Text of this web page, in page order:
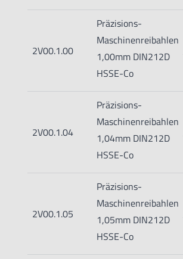
2V00.1.00
Präzisions-
Maschinenreibahlen
1,00mm DIN212D
HSSE-Co
2V00.1.04
Präzisions-
Maschinenreibahlen
1,04mm DIN212D
HSSE-Co
2V00.1.05
Präzisions-
Maschinenreibahlen
1,05mm DIN212D
HSSE-Co